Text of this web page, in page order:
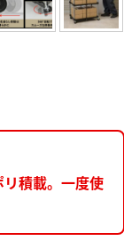
積載。一度使